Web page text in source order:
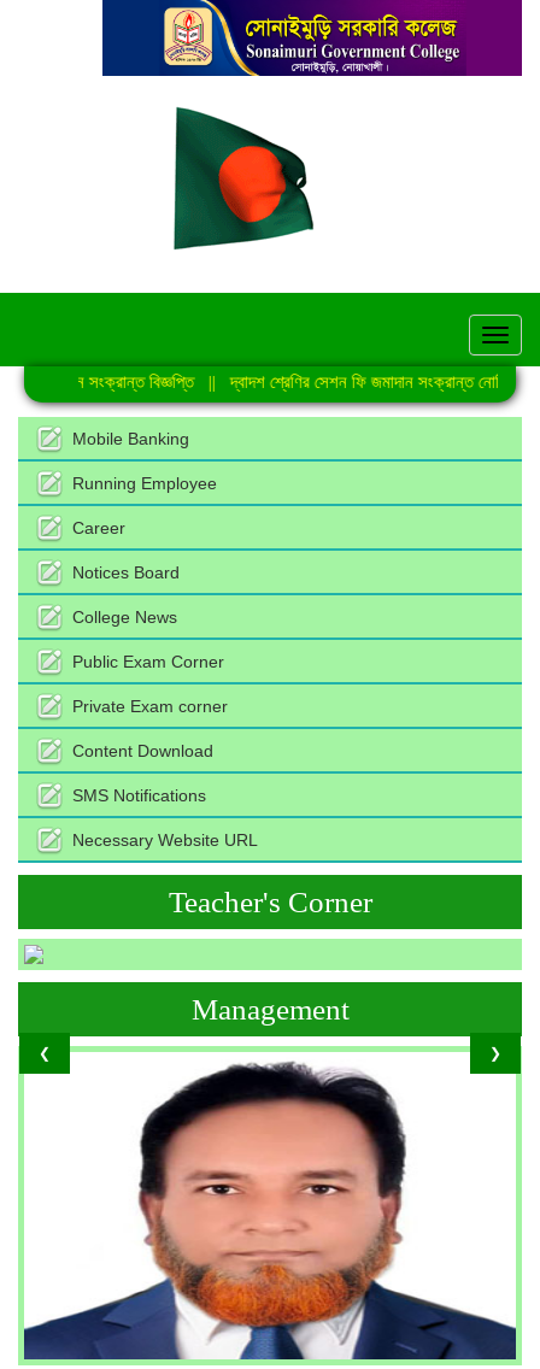
সংক্রান্ত বিজ্ঞপ্তি|| দ্বাদশ শ্রেণির সেশন ফি জমাদান সংক্রান্ত নোটিশ ||
Mobile Banking
Running Employee
Career
Notices Board
College News
Public Exam Corner
Private Exam corner
Content Download
SMS Notifications
Necessary Website URL
Teacher's Corner
❮ ❯
Management